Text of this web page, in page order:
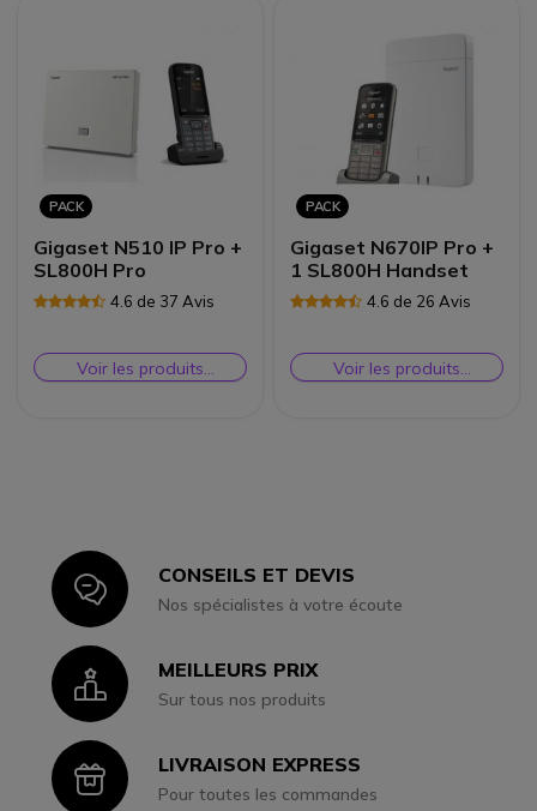
PACK
Gigaset N510 IP Pro +
SL800H Pro
4.6 de 37 Avis
Voir les produits
similaires
PACK
Gigaset N670IP Pro +
1 SL800H Handset
4.6 de 26 Avis
Voir les produits
similaires
IconCONSEILS ET DEVIS
Nos spécialistes à votre écoute
IconMEILLEURS PRIX
Sur tous nos produits
IconLIVRAISON EXPRESS
Pour toutes les commandes